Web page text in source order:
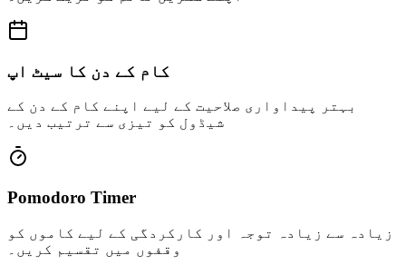
کام کے دن کا سیٹ اپ
بہتر پیداواری صلاحیت کے لیے اپنے کام کے دن کے
شیڈول کو تیزی سے ترتیب دیں۔
Pomodoro Timer
زیادہ سے زیادہ توجہ اور کارکردگی کے لیے کاموں کو
وقفوں میں تقسیم کریں۔